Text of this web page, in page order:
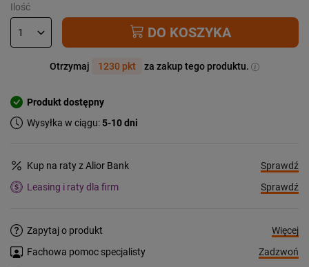
Ilość
DO KOSZYKA
Otrzymaj 1230 pkt za zakup tego produktu.
Produkt dostępny
Wysyłka w ciągu:5-10 dni
Kup na raty z Alior Bank
Sprawdź
Leasing i raty dla firm
Sprawdź
Zapytaj o produkt
Więcej
Fachowa pomoc specjalisty
Zadzwoń